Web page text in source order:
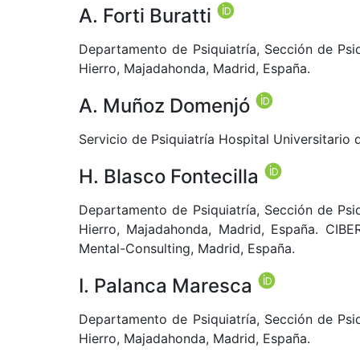
A. Forti Buratti
Departamento de Psiquiatría, Sección de
Hierro, Majadahonda, Madrid, España.
A. Muñoz Domenjó
Servicio de Psiquiatría Hospital Universitario
H. Blasco Fontecilla
Departamento de Psiquiatría, Sección de
Hierro, Majadahonda, Madrid, España.
Mental-Consulting, Madrid, España.
I. Palanca Maresca
Departamento de Psiquiatría, Sección de
Hierro, Majadahonda, Madrid, España.